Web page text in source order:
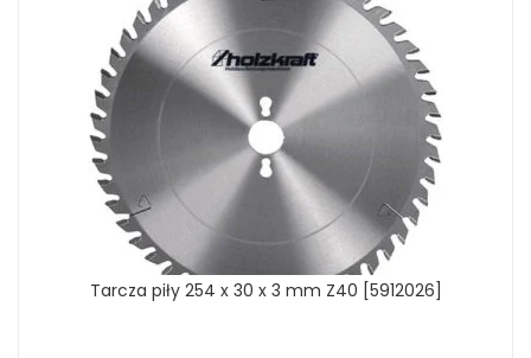
Tarcza piły 254 x 30 x 3 mm Z40 [5912026]